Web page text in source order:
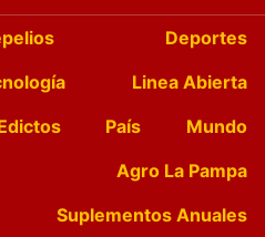
Deportes
Linea Abierta
País
Mundo
Agro La Pampa
Suplementos Anuales